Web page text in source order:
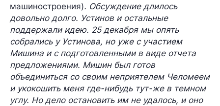
машиностроения). Обсуждение длилось
довольно долго. Устинов и остальные
поддержали идею. 25 декабря мы опять
собрались у Устинова, но уже с участием
Мишина и с подготовленными в виде отчета
предложениями. Мишин был готов
объединиться со своим неприятелем Челомеем
и укокошить меня где-нибудь тут-же в темном
углу. Но дело остановить им не удалось, и оно